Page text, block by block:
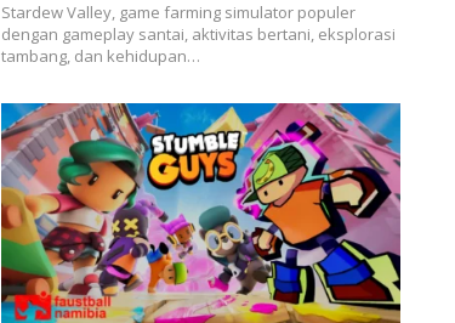
Stardew Valley, game farming simulator populer
dengan gameplay santai, aktivitas bertani, eksplorasi
tambang, dan kehidupan…